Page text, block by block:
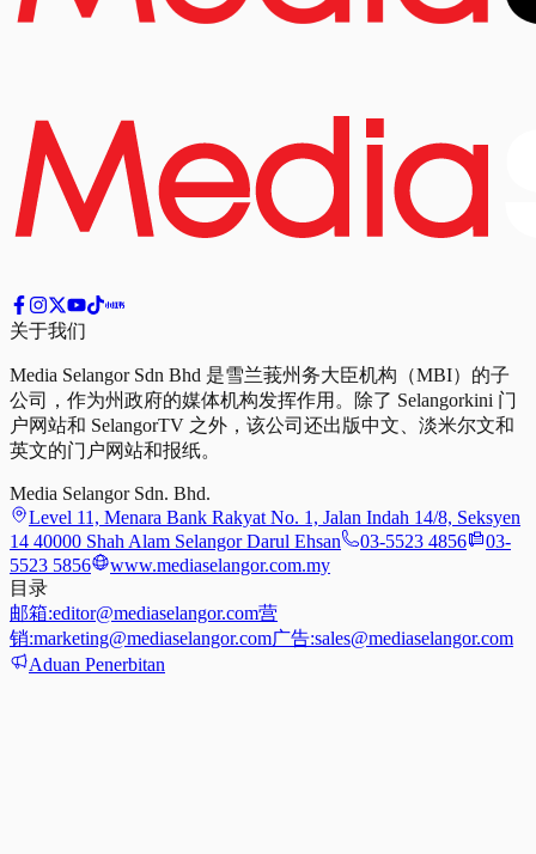
关于我们
Media Selangor Sdn Bhd 是雪兰莪州务大臣机构（MBI）的子
公司，作为州政府的媒体机构发挥作用。除了 Selangorkini 门
户网站和 SelangorTV 之外，该公司还出版中文、淡米尔文和
英文的门户网站和报纸。
Media Selangor Sdn. Bhd.
Level 11, Menara Bank Rakyat No. 1, Jalan Indah 14/8, Seksyen
14 40000 Shah Alam Selangor Darul Ehsan
03-5523 4856
03-
5523 5856
www.mediaselangor.com.my
目录
邮箱:editor@mediaselangor.com营
销:marketing@mediaselangor.com广告:sales@mediaselangor.com
Aduan Penerbitan